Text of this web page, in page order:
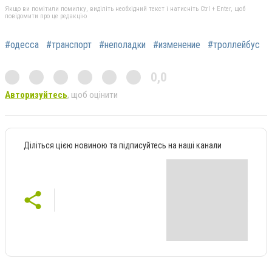
Якщо ви помітили помилку, виділіть необхідний текст і натисніть Ctrl + Enter, щоб
повідомити про це редакцію
#одесса #транспорт #неполадки #изменение #троллейбус
0,0
Авторизуйтесь, щоб оцінити
Діліться цією новиною та підписуйтесь на наші канали